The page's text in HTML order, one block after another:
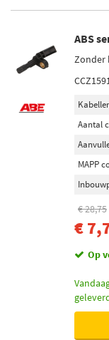
ABS
Zonder
Aantal
MAPP
€ 28,75
€
Op